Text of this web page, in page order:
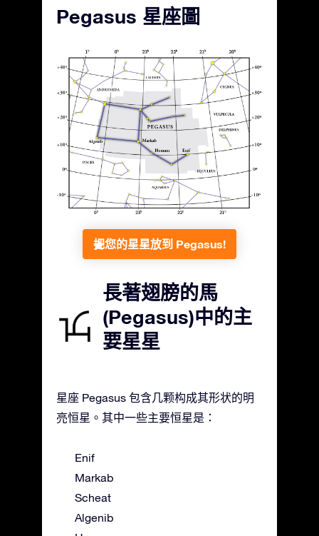
Pegasus 星座圖
把您的星星放到 Pegasus!
長著翅膀的馬
(Pegasus)中的主
要星星
星座 Pegasus 包含几颗构成其形状的明
亮恒星。其中一些主要恒星是：
Enif
Markab
Scheat
Algenib